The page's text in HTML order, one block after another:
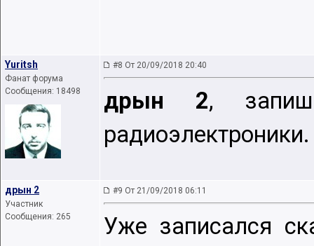
Yuritsh
Фанат форума
Сообщения: 18498
#8 От 20/09/2018 20:40
дрын 2,
радиоэлектроники.
дрын 2
Участник
Сообщения: 265
#9 От 21/09/2018 06:11
Уже записался